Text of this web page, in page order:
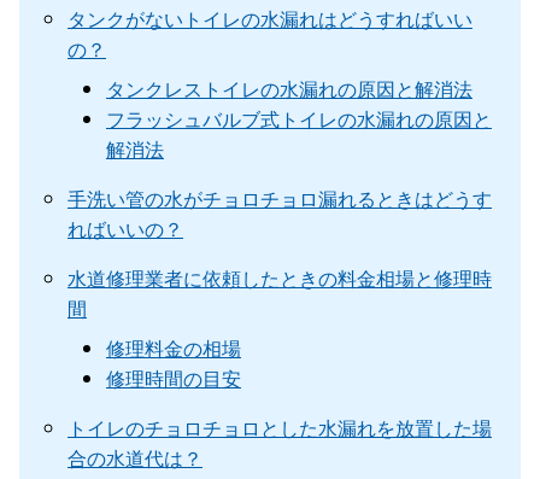
タンクがないトイレの水漏れはどうすればいい
の？
タンクレストイレの水漏れの原因と解消法
フラッシュバルブ式トイレの水漏れの原因と
解消法
手洗い管の水がチョロチョロ漏れるときはどうす
ればいいの？
水道修理業者に依頼したときの料金相場と修理時
間
修理料金の相場
修理時間の目安
トイレのチョロチョロとした水漏れを放置した場
合の水道代は？